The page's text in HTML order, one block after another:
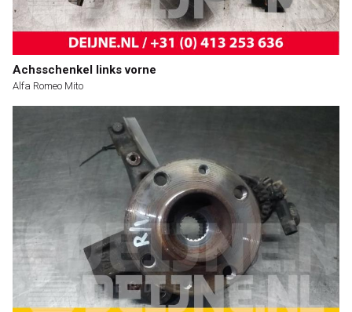
Achsschenkel links vorne
Alfa Romeo Mito